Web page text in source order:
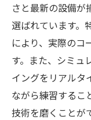
セコム
安全第
プライ
安心し
厚木市
家族で
さと最新の設備が
選ばれています。
により、実際のコ
す。また、シミュ
イングをリアルタ
ながら練習するこ
技術を磨くことが